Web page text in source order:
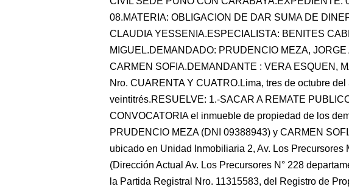
08.MATERIA: OBLIGACION DE DAR SUMA DE
CLAUDIA YESSENIA.ESPECIALISTA: BENITES
MIGUEL.DEMANDADO: PRUDENCIO MEZA,
CARMEN SOFIA.DEMANDANTE : VERA ESQUEN,
Nro. CUARENTA Y CUATRO.Lima, tres de octubre del
veintitrés.RESUELVE: 1.-SACAR A REMATE
CONVOCATORIA el inmueble de propiedad de los
PRUDENCIO MEZA (DNI 09388943) y CARMEN
ubicado en Unidad Inmobiliaria 2, Av. Los Precursores
(Dirección Actual Av. Los Precursores N° 228
la Partida Registral Nro. 11315583, del Registro de